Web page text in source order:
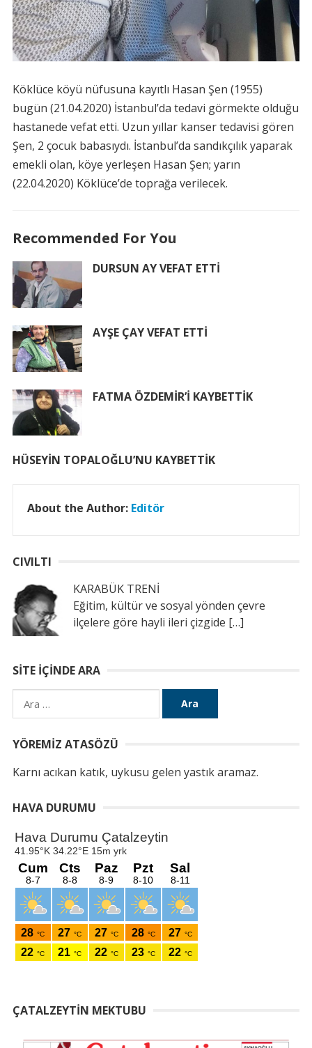
Köklüce köyü nüfusuna kayıtlı Hasan Şen (1955)
bugün (21.04.2020) İstanbul’da tedavi görmekte olduğu
hastanede vefat etti. Uzun yıllar kanser tedavisi gören
Şen, 2 çocuk babasıydı. İstanbul’da sandıkçılık yaparak
emekli olan, köye yerleşen Hasan Şen; yarın
(22.04.2020) Köklüce’de toprağa verilecek.
Recommended For You
DURSUN AY VEFAT ETTİ
AYŞE ÇAY VEFAT ETTİ
FATMA ÖZDEMİR’İ KAYBETTİK
HÜSEYİN TOPALOĞLU’NU KAYBETTİK
About the Author: Editör
CIVILTI
KARABÜK TRENİ
Eğitim, kültür ve sosyal yönden çevre
ilçelere göre hayli ileri çizgide […]
SITE İÇINDE ARA
Arama:
YÖREMIZ ATASÖZÜ
Karnı acıkan katık, uykusu gelen yastık aramaz.
HAVA DURUMU
ÇATALZEYTIN MEKTUBU